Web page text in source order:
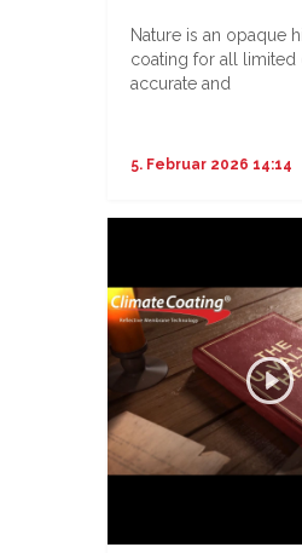
Nature is an opaque
coating for all limited
accurate and
5. Februar 2026 14:14